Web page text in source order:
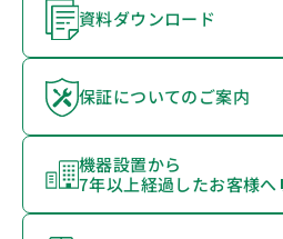
資料ダウンロード
保証についてのご案内
機器設置から
7年以上経過したお客様へ